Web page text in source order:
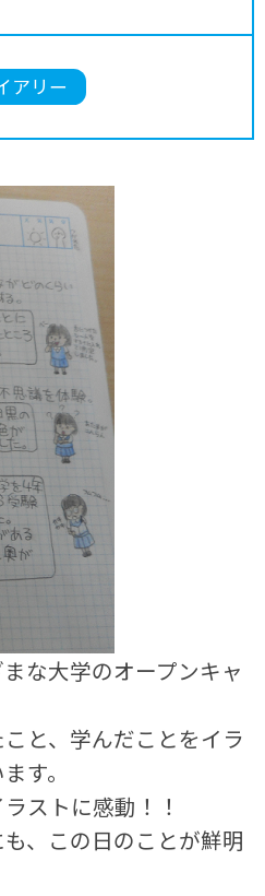
アリー
な大学のオープンキャ
と、学んだことをイラ
す。
ストに感動！！
、この日のことが鮮明